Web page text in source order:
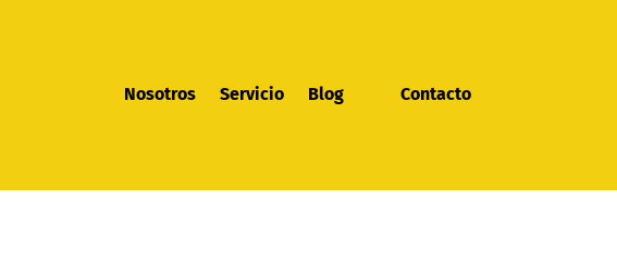
Nosotros Servicio Blog Contacto